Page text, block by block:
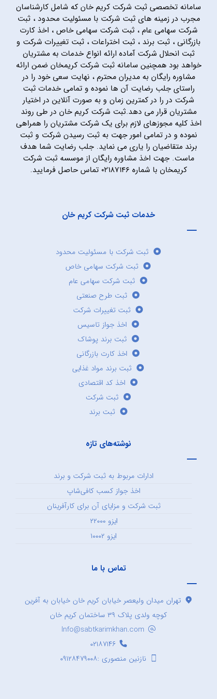
سامانه تخصصی ثبت شرکت کریم خان که شامل کارشناسان
مجرب در زمینه های ثبت شرکت با مسئولیت محدود ، ثبت
شرکت سهامی عام ، ثبت شرکت سهامی خاص ، اخذ کارت
بازرگانی ، ثبت برند ، ثبت اختراعات ، ثبت تغییرات شرکت و
ثبت انحلال شرکت آماده ارائه انواع خدمات به مشتریان
خواهد بود همچنین سامانه ثبت شرکت کریمخان ضمن ارائه
مشاوره رایگان به مدیران محترم ، نهایت سعی خود را در
راستای جلب رضایت آن ها نموده و تمامی خدمات ثبت
شرکت در را در کمترین زمان و به صورت آنلاین در اختیار
مشتریان قرار می دهد.ثبت شرکت کریم خان در طی روند
اخذ کلیه مجوزهای لازم برای یک شرکت مشتریان را همراهی
نموده و در تمامی امور جهت به ثبت رسیدن شرکت و ثبت
برند متقاضیان را یاری می نماید. جلب رضایت شما هدف
ماست. جهت اخذ مشاوره رایگان از موسسه ثبت شرکت
کریمخان با شماره ۰۲۱۸۷۱۴۶ تماس حاصل فرمایید.
خدمات ثبت شرکت کریم خان
ثبت شرکت با مسئولیت محدود
ثبت شرکت سهامی خاص
ثبت شرکت سهامی عام
ثبت طرح صنعتی
ثبت تغییرات شرکت
اخذ جواز تاسیس
ثبت برند پوشاک
اخذ کارت بازرگانی
ثبت برند مواد غذایی
اخذ کد اقتصادی
ثبت شرکت
ثبت برند
نوشته‌های تازه
ادارات مربوط به ثبت شرکت و برند
اخذ جواز کسب کافی‌شاپ
ثبت شرکت و مزایای آن برای کارآفرینان
ایزو ۲۲۰۰۰
ایزو ۱۰۰۰۲
تماس با ما
تهران میدان ولیعصر خیابان کریم خان خیابان به آفرین
کوچه ولدی پلاک ۳۹ ساختمان کریم خان
Info@sabtkarimkhan.com
۰۲۱۸۷۱۴۶
نازنین منصوری :۰۹۱۲۸۴۷۹۰۰۸